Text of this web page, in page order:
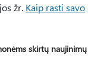
žr. Kaip rasti savo
skirtų naujinimų